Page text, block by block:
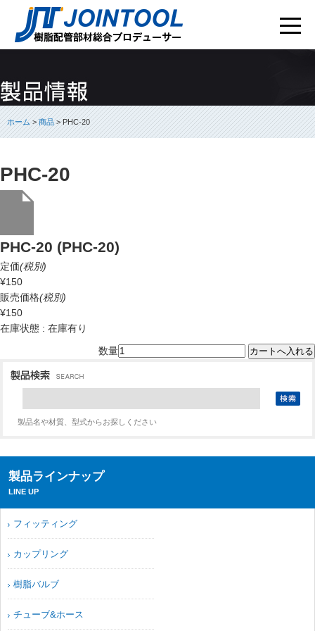
ホーム>商品> PHC-20
PHC-20
PHC-20 (PHC-20)
定価(税別)
¥150
販売価格(税別)
¥150
在庫状態 : 在庫有り
数量
製品名や材質、型式からお探しください
製品ラインナップ
LINE UP
フィッティング
カップリング
樹脂バルブ
チューブ&ホース